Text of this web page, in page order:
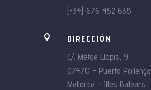
[+34] 676 452 638

DIRECCIÓN
C/. Metge Llopis, 9
07470 – Puerto Pollença
Mallorca – Illes Balears